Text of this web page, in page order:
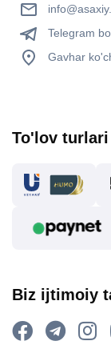
Telegram
Gavhar
To'lov turlari
Biz ijtimoiy